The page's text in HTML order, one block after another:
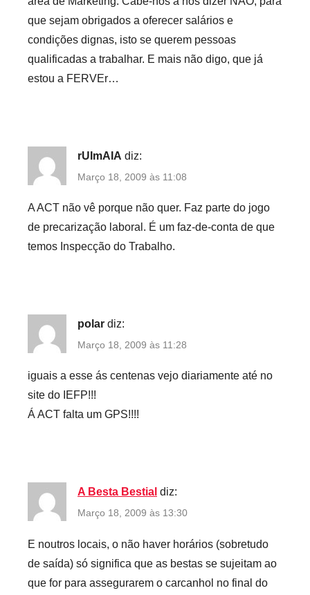
que sejam obrigados a oferecer salários e
condições dignas, isto se querem pessoas
qualificadas a trabalhar. E mais não digo, que já
estou a FERVEr…
rUImAIA diz:
Março 18, 2009 às 11:08
A ACT não vê porque não quer. Faz parte do jogo
de precarização laboral. É um faz-de-conta de que
temos Inspecção do Trabalho.
polar diz:
Março 18, 2009 às 11:28
iguais a esse ás centenas vejo diariamente até no
site do IEFP!!!
Á ACT falta um GPS!!!!
A Besta Bestial diz:
Março 18, 2009 às 13:30
E noutros locais, o não haver horários (sobretudo
de saída) só significa que as bestas se sujeitam ao
que for para assegurarem o carcanhol no final do